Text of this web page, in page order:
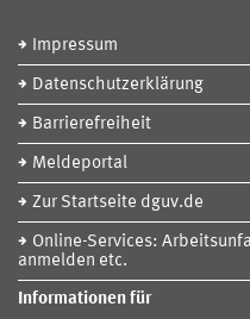
Impressum
Datenschutzerklärung
Barrierefreiheit
Meldeportal
Zur Startseite dguv.de
Online-Services:
anmelden etc.
Informationen für